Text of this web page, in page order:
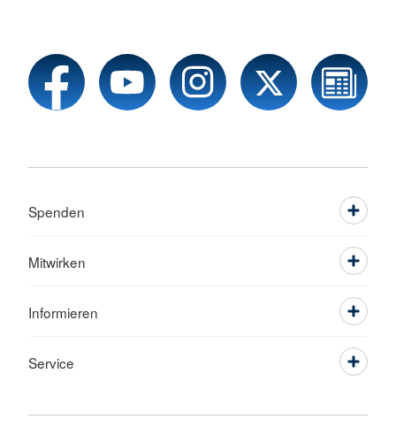
Spenden
Mitwirken
Informieren
Service